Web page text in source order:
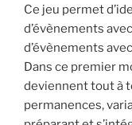
Ce jeu permet
d’évènements
d’évènements
Dans ce premier
deviennent tout à
permanences,